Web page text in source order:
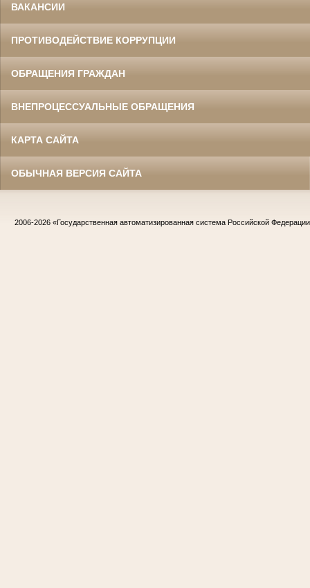
ВАКАНСИИ
ПРОТИВОДЕЙСТВИЕ КОРРУПЦИИ
ОБРАЩЕНИЯ ГРАЖДАН
ВНЕПРОЦЕССУАЛЬНЫЕ ОБРАЩЕНИЯ
КАРТА САЙТА
ОБЫЧНАЯ ВЕРСИЯ САЙТА
2006-2026 «Государственная автоматизированная система Российской